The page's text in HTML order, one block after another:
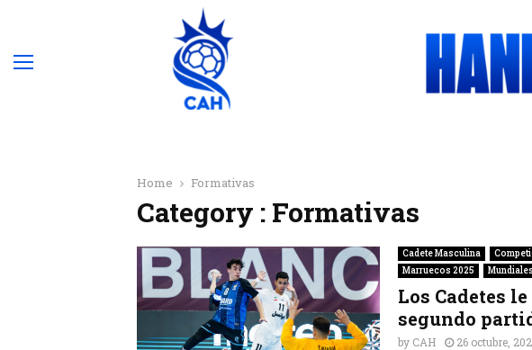
Home Formativas
Category : Formativas
Cadete Masculina
Marruecos 2025
Mundiales
Los Cadetes
segundo
by CAH 26 octubre,